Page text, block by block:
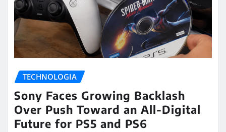
TECHNOLOGIA
Sony Faces Growing Backlash
Over Push Toward an All-Digital
Future for PS5 and PS6